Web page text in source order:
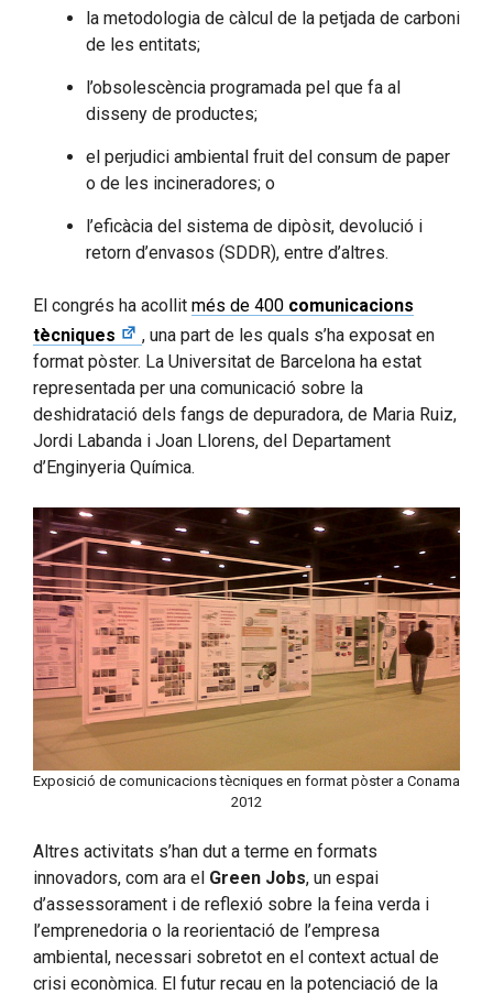
la metodologia de càlcul de la petjada de carboni
de les entitats;
l’obsolescència programada pel que fa al
disseny de productes;
el perjudici ambiental fruit del consum de paper
o de les incineradores; o
l’eficàcia del sistema de dipòsit, devolució i
retorn d’envasos (SDDR), entre d’altres.
El congrés ha acollit més de 400 comunicacions
tècniques
, una part de les quals s’ha exposat en
format pòster. La Universitat de Barcelona ha estat
representada per una comunicació sobre la
deshidratació dels fangs de depuradora, de Maria Ruiz,
Jordi Labanda i Joan Llorens, del Departament
d’Enginyeria Química.
Exposició de comunicacions tècniques en format pòster a Conama
2012
Altres activitats s’han dut a terme en formats
innovadors, com ara el Green Jobs, un espai
d’assessorament i de reflexió sobre la feina verda i
l’emprenedoria o la reorientació de l’empresa
ambiental, necessari sobretot en el context actual de
crisi econòmica. El futur recau en la potenciació de la